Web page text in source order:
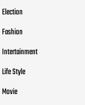
Election
Fashion
Intertainment
Life Style
Movie